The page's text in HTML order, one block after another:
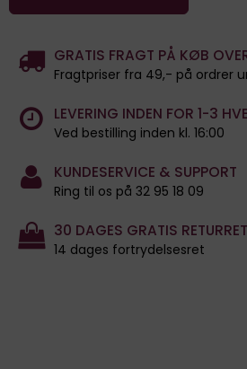
GRATIS FRAGT PÅ KØB
Fragtpriser fra 49,- på ordrer
LEVERING INDEN FOR 1-3
Ved bestilling inden kl. 16:00
KUNDESERVICE & SUPPORT
Ring til os på 32 95 18 09
30 DAGES GRATIS RETURRET
14 dages fortrydelsesret